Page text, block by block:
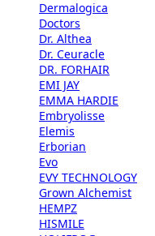
Dermalogica
Doctors
Dr. Althea
Dr. Ceuracle
DR. FORHAIR
EMI JAY
EMMA HARDIE
Embryolisse
Elemis
Erborian
Evo
EVY TECHNOLOGY
Grown Alchemist
HEMPZ
HISMILE